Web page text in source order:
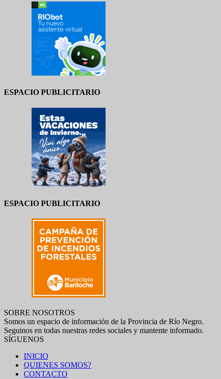
ESPACIO PUBLICITARIO
ESPACIO PUBLICITARIO
SOBRE NOSOTROS
Somos un espacio de información de la Provincia de Río Negro.
Seguinos en todas nuestras redes sociales y mantente informado.
SÍGUENOS
INICIO
QUIENES SOMOS?
CONTACTO